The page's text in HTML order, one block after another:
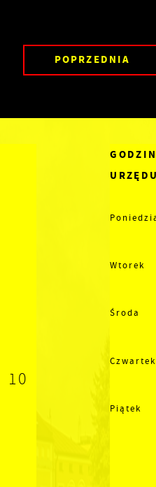
POPRZEDNIA
URZĘDU
Wtorek
Środa
Czwartek
Piątek